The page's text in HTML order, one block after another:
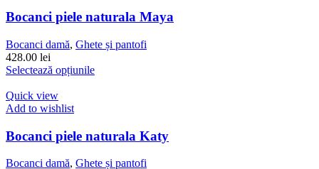
variații.
pot
fi
în
Bocanci piele naturala Maya
Bocanci damă, Ghete și pantofi
428.00 lei
Selectează opțiunileAcest
variații.
Opțiunile
pot
Quick view
Add to wishlist
Bocanci piele naturala Katy
Bocanci damă, Ghete și pantofi